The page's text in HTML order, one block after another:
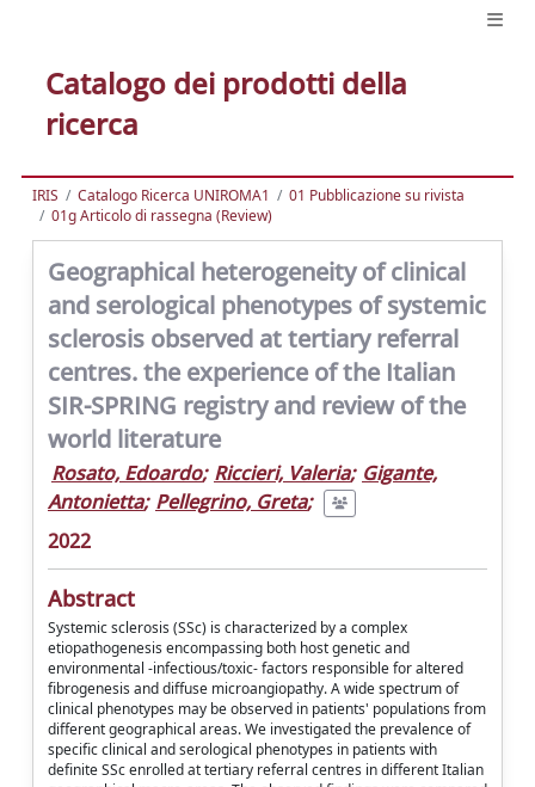
Catalogo dei prodotti della
ricerca
IRIS Catalogo Ricerca UNIROMA1
01 Pubblicazione su rivista
01g Articolo di rassegna (Review)
Geographical heterogeneity of clinical
and serological phenotypes of systemic
sclerosis observed at tertiary referral
centres. the experience of the Italian
SIR-SPRING registry and review of the
world literature
Rosato, Edoardo; Riccieri, Valeria; Gigante,
Antonietta; Pellegrino, Greta;
2022
Abstract
Systemic sclerosis (SSc) is characterized by a complex
etiopathogenesis encompassing both host genetic and
environmental -infectious/toxic- factors responsible for altered
fibrogenesis and diffuse microangiopathy. A wide spectrum of
clinical phenotypes may be observed in patients' populations from
different geographical areas. We investigated the prevalence of
specific clinical and serological phenotypes in patients with
definite SSc enrolled at tertiary referral centres in different Italian